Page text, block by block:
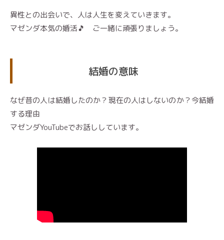
異性との出会いで、人は人生を変えていきます。
マゼンダ本気の婚活🎵 ご一緒に頑張りましょう。
結婚の意味
なぜ昔の人は結婚したのか？現在の人はしないのか？今結婚
する理由
マゼンダYouTubeでお話ししています。